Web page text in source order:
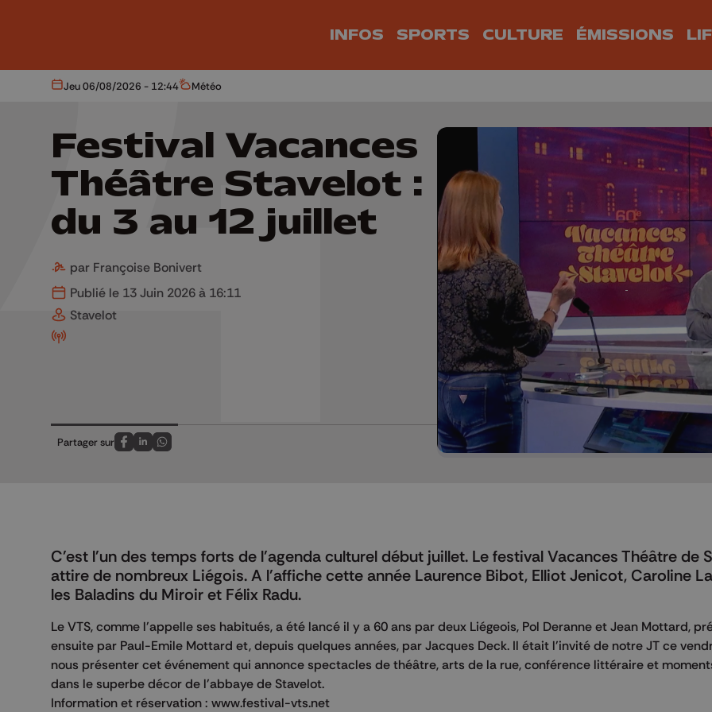
INFOS SPORTS CULTURE ÉMISSIONS
Aujourd'hui
Jeu 06/08/2026 - 12:44 Météo
Météo
Festival Vacances
Théâtre Stavelot :
du 3 au 12 juillet
par Françoise Bonivert
Publié le 13 Juin 2026 à 16:11
Stavelot
Partager sur
Partagez sur FaceBook
Partagez sur LinkedIn
Partagez sur Whatsapp
C'est l'un des temps forts de l'agenda culturel début juillet. Le festival Vacances Théâtre de
attire de nombreux Liégois. A l'affiche cette année Laurence Bibot, Elliot Jenicot, Caroline
les Baladins du Miroir et Félix Radu.
Le VTS, comme l'appelle ses habitués, a été lancé il y a 60 ans par deux Liégeois, Pol Deranne et Jean Mottard,
ensuite par Paul-Emile Mottard et, depuis quelques années, par Jacques Deck. Il était l'invité de notre JT ce
nous présenter cet événement qui annonce spectacles de théâtre, arts de la rue, conférence littéraire et
dans le superbe décor de l'abbaye de Stavelot.
Information et réservation : www.festival-vts.net